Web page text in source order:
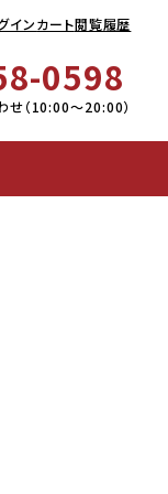
インカート閲覧履歴
0598
せ（10:00～20:00）